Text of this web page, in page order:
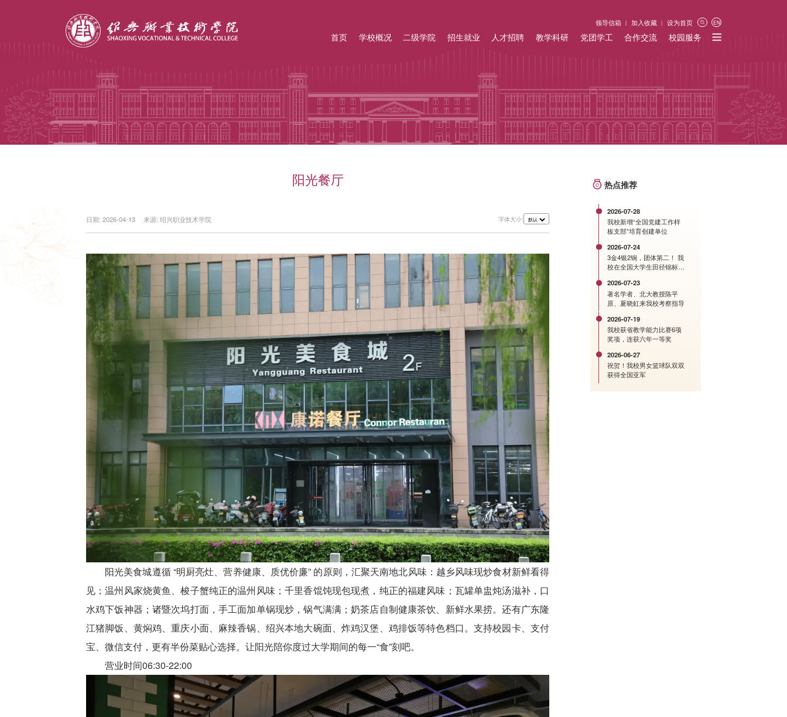
领导信箱 加入收藏 设为首页 EN
首页 学校概况 二级学院 招生就业 人才招聘 教学科研 党团学工 合作交流 校园服务
阳光餐厅
日期: 2026-04-13 来源: 绍兴职业技术学院 字体大小:
阳光美食城遵循 “明厨亮灶、营养健康、质优价廉” 的原则，汇聚天南地北风味：越乡风味现炒食材新鲜看得
见；温州风家烧黄鱼、梭子蟹纯正的温州风味；千里香馄饨现包现煮，纯正的福建风味；瓦罐单盅炖汤滋补，口
水鸡下饭神器；诸暨次坞打面，手工面加单锅现炒，锅气满满；奶茶店自制健康茶饮、新鲜水果捞。还有广东隆
江猪脚饭、黄焖鸡、重庆小面、麻辣香锅、绍兴本地大碗面、炸鸡汉堡、鸡排饭等特色档口。支持校园卡、支付
宝、微信支付，更有半份菜贴心选择。让阳光陪你度过大学期间的每一“食”刻吧。
营业时间06:30-22:00
热点推荐
2026-07-28
我校新增“全国党建工作样
板支部”培育创建单位
2026-07-24
3金4银2铜，团体第二！ 我
校在全国大学生田径锦标赛
2026-07-23
著名学者、北大教授陈平
原、夏晓虹来我校考察指导
2026-07-19
我校获省教学能力比赛6项
奖项，连获六年一等奖
2026-06-27
祝贺！我校男女篮球队双双
获得全国亚军